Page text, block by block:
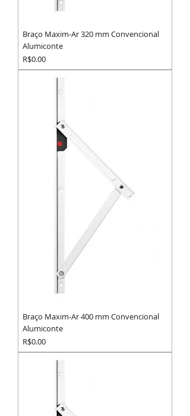
Braço Maxim-Ar 320 mm Convencional
Alumiconte
Preço
R$0.00
Braço Maxim-Ar 400 mm Convencional
Alumiconte
Preço
R$0.00